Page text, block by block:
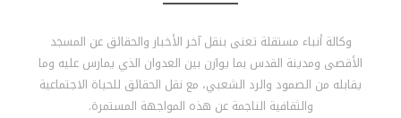
وكالة أنباء مستقلة تعنى بنقل آخر الأخبار والحقائق عن المسجد
الأقصى ومدينة القدس بما يوازن بين العدوان الذي يمارس عليه وما
يقابله من الصمود والرد الشعبي، مع نقل الحقائق للحياة الاجتماعية
والثقافية الناجمة عن هذه المواجهة المستمرة.